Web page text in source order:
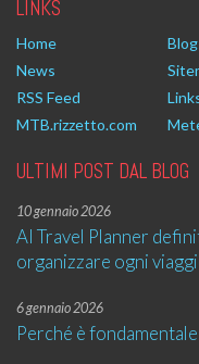
LINKS
Home Blog
News
RSS Feed
MTB.rizzetto.com
ULTIMI POST DAL BLOG
10 gennaio 2026
AI Travel Planner
organizzare ogni
6 gennaio 2026
Perché è